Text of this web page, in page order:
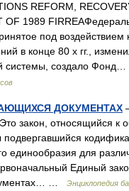
REFORM,
OF 1989
под воздействием
в конце 80 х гг.,
системы, создало
ДОКУМЕНТАХ
закон, относящийся
единообразия для
Единый
…
Энциклопедия